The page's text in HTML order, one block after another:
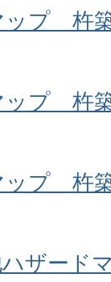
ップ 杵
ップ 杵
ップ 杵
ハザード